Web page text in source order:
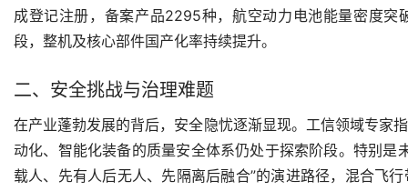
成登记注册，备案产品2295种，航空动力电池能量密度
段，整机及核心部件国产化率持续提升。
二、安全挑战与治理难题
在产业蓬勃发展的背后，安全隐忧逐渐显现。工信领域专家
动化、智能化装备的质量安全体系仍处于探索阶段。特别是
载人、先有人后无人、先隔离后融合”的演进路径，混合飞